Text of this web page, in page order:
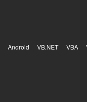
Android VB.NET VBA